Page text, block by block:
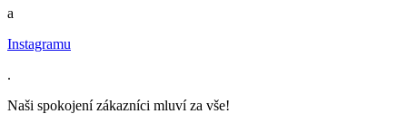
a
Instagramu
.
Naši spokojení zákazníci mluví za vše!